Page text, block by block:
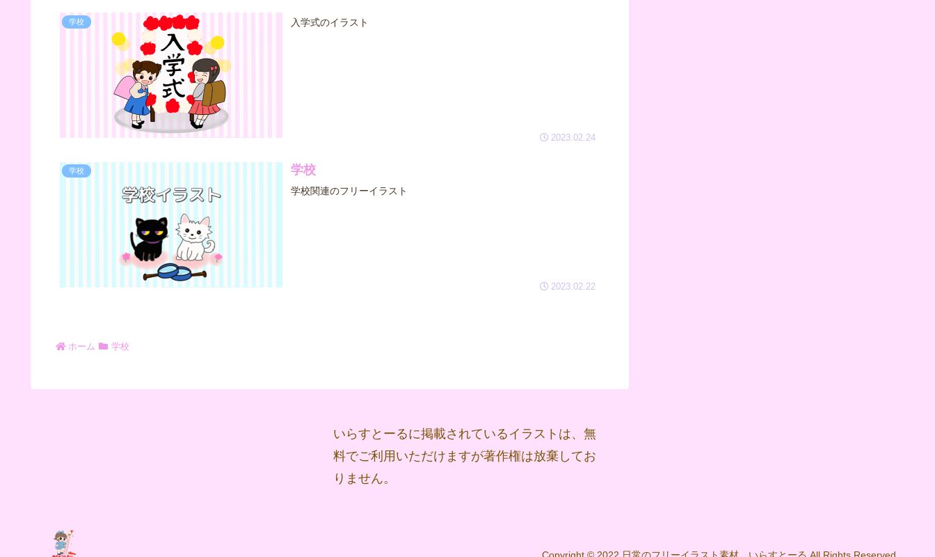
学校 入学式のイラスト
2023.02.24
学校 学校
学校関連のフリーイラスト
2023.02.22
ホーム 学校
いらすとーるに掲載されているイラストは、無
料でご利用いただけますが著作権は放棄してお
りません。